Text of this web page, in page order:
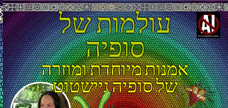
עולמות של
סופיה
אמנות מיוחדת ומוזרה
של סופיה ניישטוט